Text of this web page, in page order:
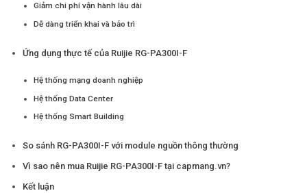
Giảm chi phí vận hành lâu dài
Dễ dàng triển khai và bảo trì
Ứng dụng thực tế của Ruijie RG-PA300I-F
Hệ thống mạng doanh nghiệp
Hệ thống Data Center
Hệ thống Smart Building
So sánh RG-PA300I-F với module nguồn thông thường
Vì sao nên mua Ruijie RG-PA300I-F tại capmang.vn?
Kết luận